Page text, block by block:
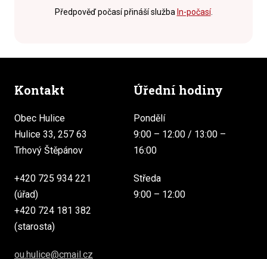
Předpověď počasí přináší služba In-počasí.
Kontakt
Obec Hulice
Hulice 33, 257 63
Trhový Štěpánov
+420 725 934 221
(úřad)
+420 724 181 382
(starosta)
ou.hulice@cmail.cz
Úřední hodiny
Pondělí
9:00 – 12:00 / 13:00 –
16:00
Středa
9:00 – 12:00